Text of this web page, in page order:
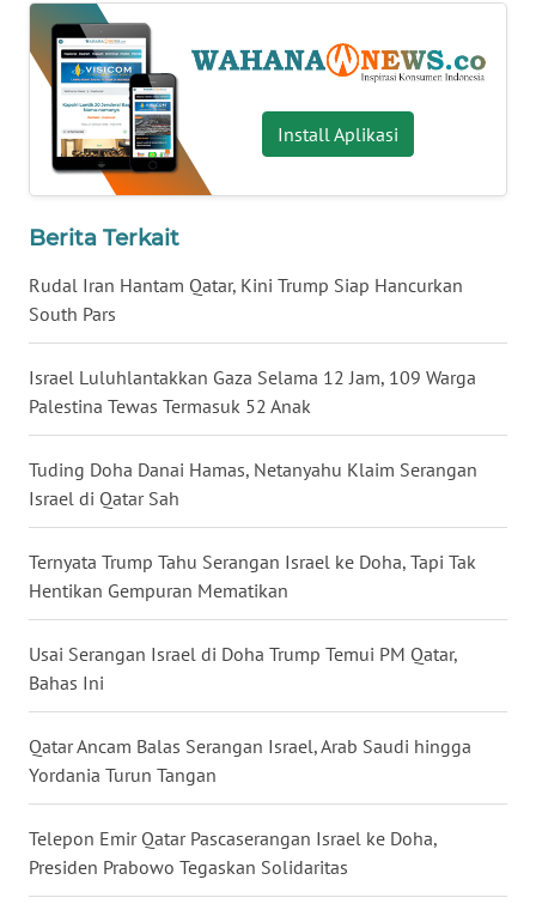
Install Aplikasi
Berita Terkait
Rudal Iran Hantam Qatar, Kini Trump Siap Hancurkan
South Pars
Israel Luluhlantakkan Gaza Selama 12 Jam, 109 Warga
Palestina Tewas Termasuk 52 Anak
Tuding Doha Danai Hamas, Netanyahu Klaim Serangan
Israel di Qatar Sah
Ternyata Trump Tahu Serangan Israel ke Doha, Tapi Tak
Hentikan Gempuran Mematikan
Usai Serangan Israel di Doha Trump Temui PM Qatar,
Bahas Ini
Qatar Ancam Balas Serangan Israel, Arab Saudi hingga
Yordania Turun Tangan
Telepon Emir Qatar Pascaserangan Israel ke Doha,
Presiden Prabowo Tegaskan Solidaritas
WN
BABEL
WN
SUMBAR
SUMSEL
BENGKULU
WN
LAMPUNG
WN
JATENG
WN
NUSANTARA
WN
JOGJA
WN
JATIM
WN
BALI